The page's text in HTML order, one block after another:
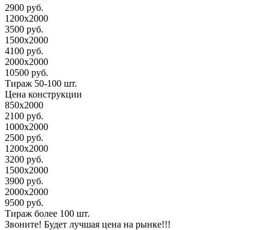
2900 руб.
1200х2000
3500 руб.
1500х2000
4100 руб.
2000х2000
10500 руб.
Тираж 50-100 шт.
Цена конструкции
850х2000
2100 руб.
1000х2000
2500 руб.
1200х2000
3200 руб.
1500х2000
3900 руб.
2000х2000
9500 руб.
Тираж более 100 шт.
Звоните! Будет лучшая цена на рынке!!!